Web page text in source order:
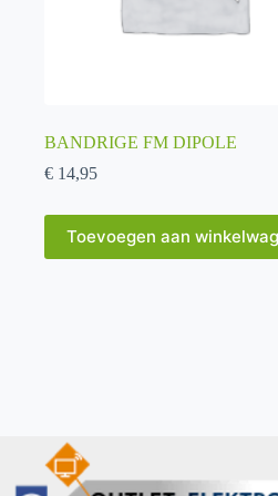
BANDRIGE FM DIPOLE
€ 14,95
Toevoegen aan